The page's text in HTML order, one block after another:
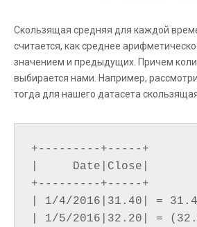
Скользящая средняя для каждой
считается, как среднее
значением и предыдущих. Причем
выбирается нами. Например,
тогда для нашего датасета
+---------+-----+
|     Date|Close|
+---------+-----+
| 1/4/2016|31.40| = 31.4
| 1/5/2016|32.20| =